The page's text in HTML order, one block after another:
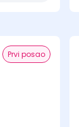
Prvi posao